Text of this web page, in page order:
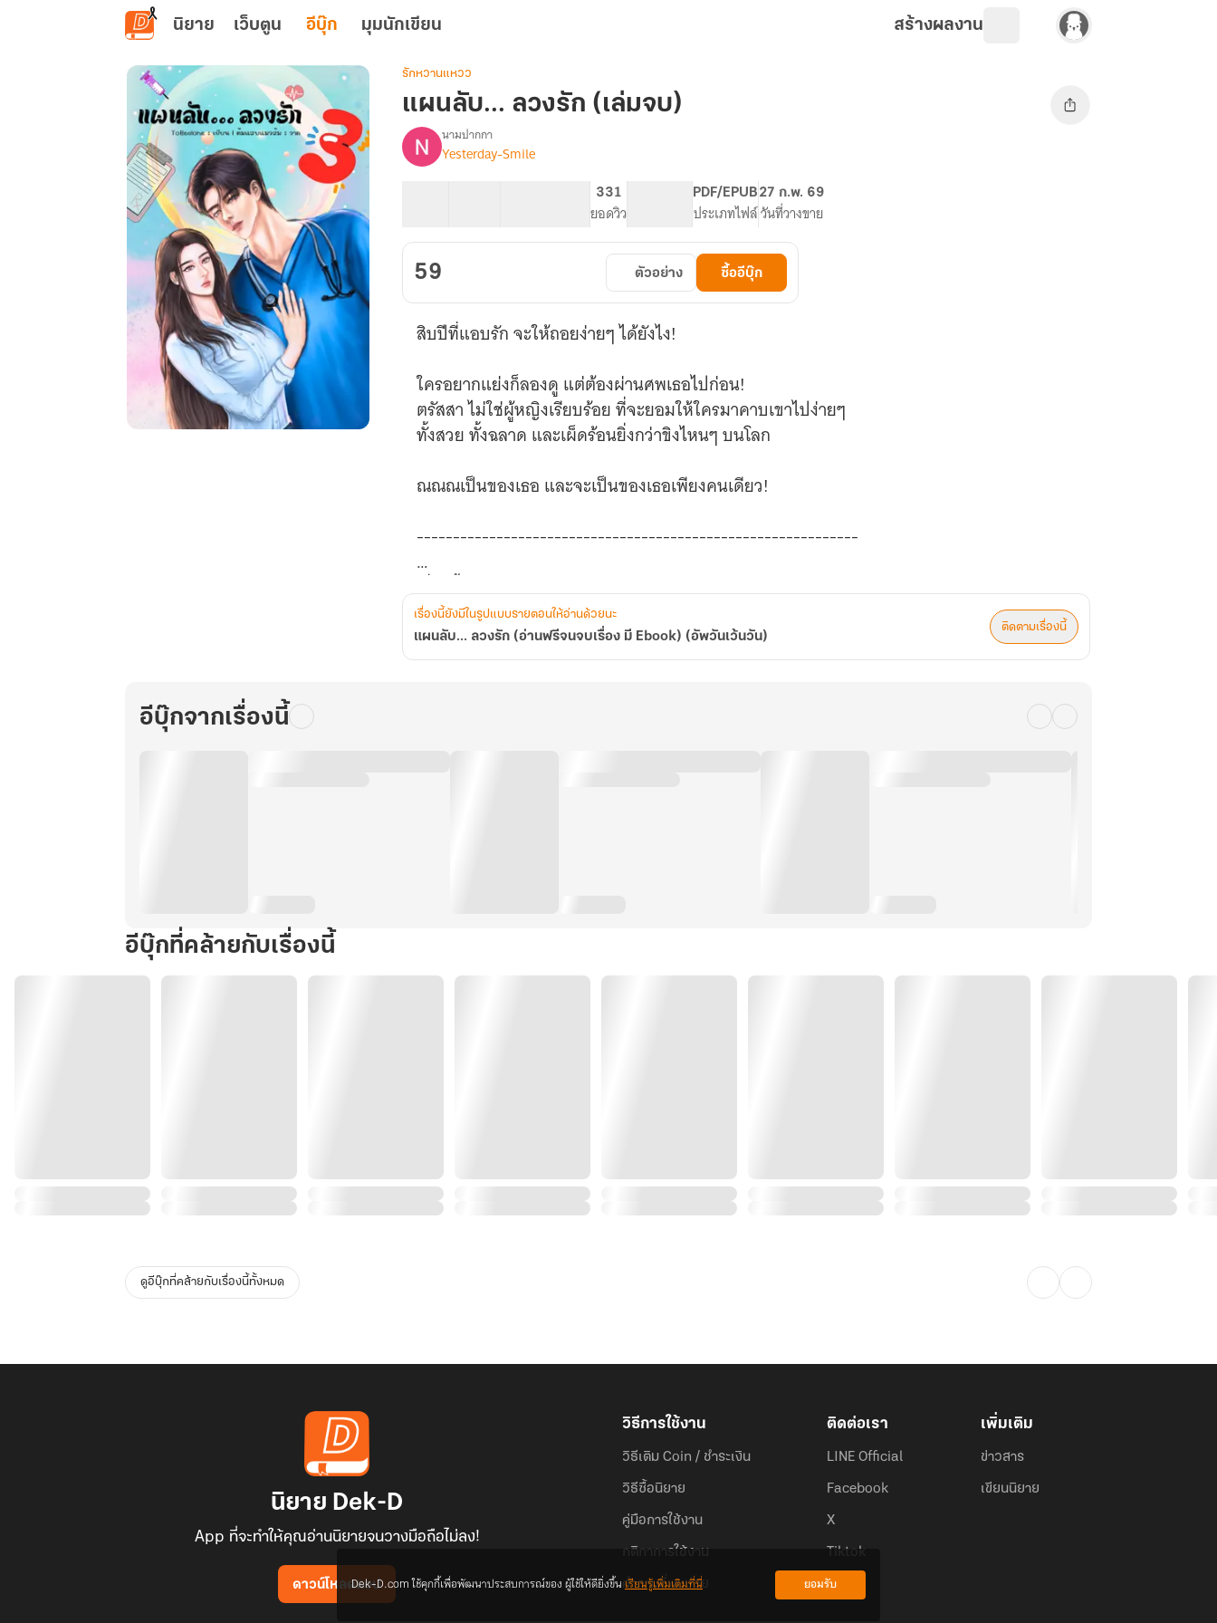
ข้ามไปยังเนื้อหาหลัก
นิยาย เว็บตูน อีบุ๊ก มุมนักเขียน สร้างผลงาน
รักหวานแหวว
แผนลับ... ลวงรัก (เล่มจบ)
เรื่อง
แผน
(อ่าน
ฟรี
จน
จบ
(อัพ
เว้น
วัน)
นามปากกา
Yesterday-Smile
331
ยอดวิว
PDF/EPUB
ประเภทไฟล์
27 ก.พ. 69
วันที่วางขาย
59 ตัวอย่าง ซื้ออีบุ๊ก
สิบปีที่แอบรัก จะให้ถอยง่ายๆ ได้ยังไง!
ใครอยากแย่งก็ลองดู แต่ต้องผ่านศพเธอไปก่อน!
ตรัสสา ไม่ใช่ผู้หญิงเรียบร้อย ที่จะยอมให้ใครมาคาบเขาไปง่ายๆ
ทั้งสวย ทั้งฉลาด และเผ็ดร้อนยิ่งกว่าขิงไหนๆ บนโลก
ณณณเป็นของเธอ และจะเป็นของเธอเพียงคนเดียว!
-------------------------------------------------------------
เรื่องนี้มี 3 เล่มจบ ค่ะ
เรื่องนี้ยังมีในรูปแบบรายตอนให้อ่านด้วยนะ
แผนลับ... ลวงรัก (อ่านฟรีจนจบเรื่อง มี Ebook) (อัพวันเว้นวัน)
ติดตามเรื่องนี้
อีบุ๊กจากเรื่องนี้
อีบุ๊กที่คล้ายกับเรื่องนี้
ดูอีบุ๊กที่คล้ายกับเรื่องนี้ทั้งหมด
นิยาย Dek-D
App ที่จะทำให้คุณอ่านนิยายจนวางมือถือไม่ลง!
ดาวน์โหลดแอป
วิธีการใช้งาน
วิธีเติม Coin / ชำระเงิน
วิธีซื้อนิยาย
คู่มือการใช้งาน
กติกาการใช้งาน
คำถามที่พบบ่อย
ติดต่อเรา
LINE Official
Facebook
X
Tiktok
เพิ่มเติม
ข่าวสาร
เขียนนิยาย
Dek-D.com ใช้คุกกี้เพื่อพัฒนาประสบการณ์ของ ผู้ใช้ให้ดียิ่งขึ้นเรียนรู้เพิ่มเติมที่นี่ ยอมรับ